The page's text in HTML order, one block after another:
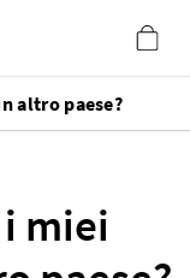
altro paese?
miei